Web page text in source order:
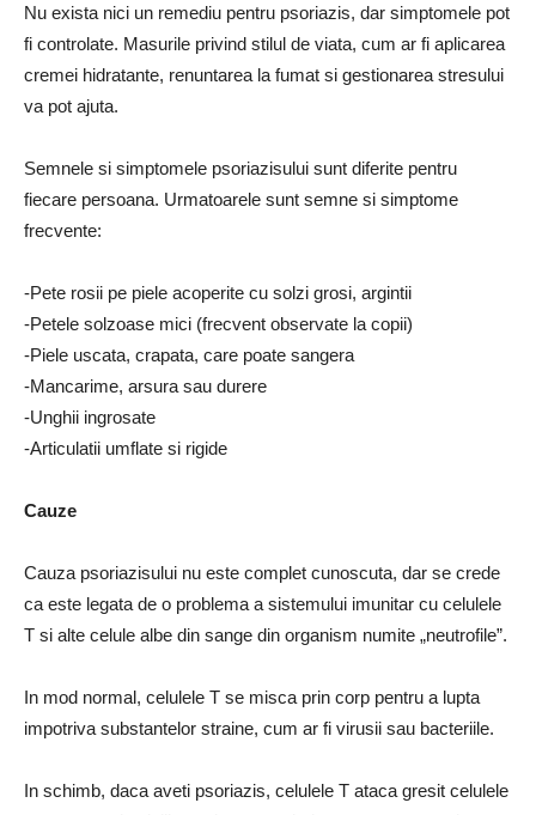
Nu exista nici un remediu pentru psoriazis, dar simptomele pot
fi controlate. Masurile privind stilul de viata, cum ar fi aplicarea
cremei hidratante, renuntarea la fumat si gestionarea stresului
va pot ajuta.
Semnele si simptomele psoriazisului sunt diferite pentru
fiecare persoana. Urmatoarele sunt semne si simptome
frecvente:
-Pete rosii pe piele acoperite cu solzi grosi, argintii
-Petele solzoase mici (frecvent observate la copii)
-Piele uscata, crapata, care poate sangera
-Mancarime, arsura sau durere
-Unghii ingrosate
-Articulatii umflate si rigide
Cauze
Cauza psoriazisului nu este complet cunoscuta, dar se crede
ca este legata de o problema a sistemului imunitar cu celulele
T si alte celule albe din sange din organism numite „neutrofile”.
In mod normal, celulele T se misca prin corp pentru a lupta
impotriva substantelor straine, cum ar fi virusii sau bacteriile.
In schimb, daca aveti psoriazis, celulele T ataca gresit celulele